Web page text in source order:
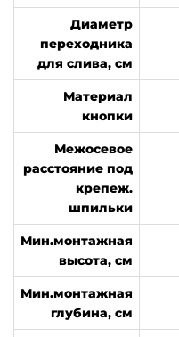
Диаметр
переходника
для слива, см
Материал
кнопки
Межосевое
расстояние под
крепеж.
шпильки
Мин.монтажная
высота, см
Мин.монтажная
глубина, см